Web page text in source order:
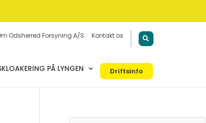
Odsherred Forsyning A/S Kontakt os
PÅ LYNGEN Driftsinfo